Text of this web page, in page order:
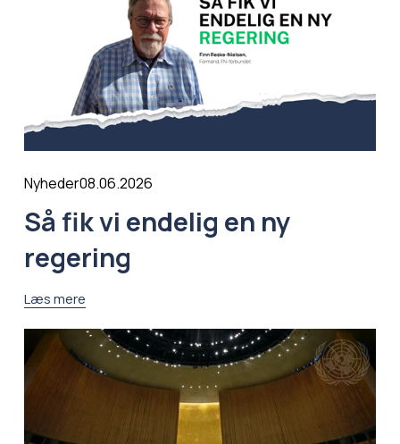
Nyheder08.06.2026
Så fik vi endelig en ny
regering
Læs mere